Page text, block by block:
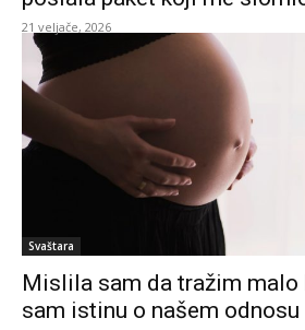
21 veljače, 2026
Svaštara
Mislila sam da tražim malo
sam istinu o našem odnosu